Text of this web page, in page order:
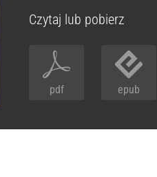
Czytaj lub pobierz
pdf epub